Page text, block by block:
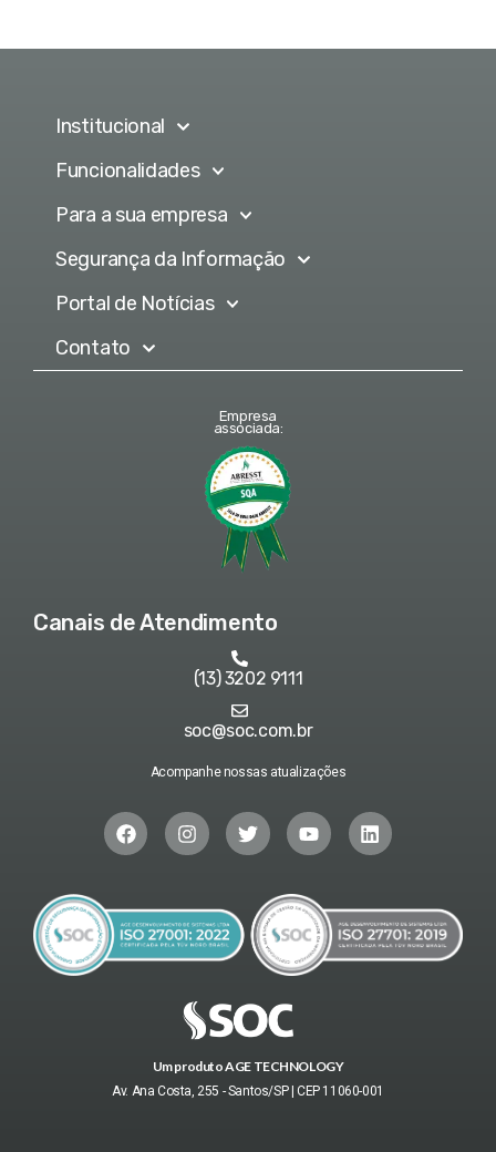
Institucional
Funcionalidades
Para a sua empresa
Segurança da Informação
Portal de Notícias
Contato
Empresa
associada:
Canais de Atendimento
(13) 3202 9111
soc@soc.com.br
Acompanhe nossas atualizações
Um produto AGE TECHNOLOGY
Av. Ana Costa, 255 - Santos/SP | CEP 11060-001